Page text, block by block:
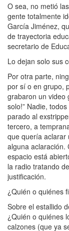
O sea, no metió
gente totalmente
García Jiménez,
de trayectoria
secretario de
Lo dejan solo sus
Por otra parte,
por sí o en grupo,
grabaron un video
solo!” Nadie,
parado al
tercero, a
que quería aclarar
alguna aclaración.
espacio está
la radio tratando
justificación.
¿Quién o quiénes
Sobre el estallido
¿Quién o quiénes
calzones (que ya